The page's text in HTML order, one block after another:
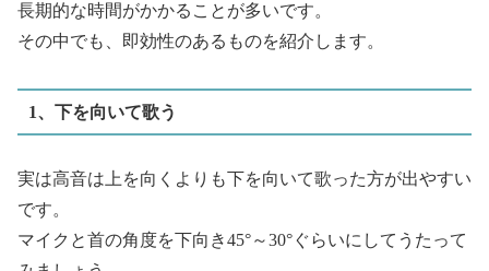
長期的な時間がかかることが多いです。
その中でも、即効性のあるものを紹介します。
1、下を向いて歌う
実は高音は上を向くよりも下を向いて歌った方が出やすい
です。
マイクと首の角度を下向き45°～30°ぐらいにしてうたって